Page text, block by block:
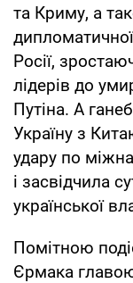
та Криму, а
дипломатичної
Росії,
лідерів до
Путіна. А
Україну з
удару по
і засвідчила
української
Помітною
Єрмака